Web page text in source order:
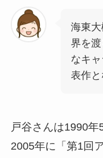
海東
界を
なキ
表作と
戸谷さんは1990年
2005年に「第1回